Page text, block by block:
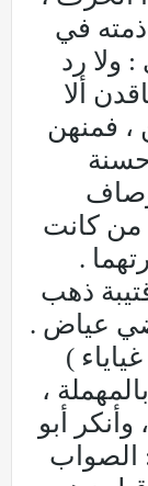
في
: ولا رد
ألا
، فمنهن
من كانت
.
ذهب
عياض .
)
،
أبو
: الصواب